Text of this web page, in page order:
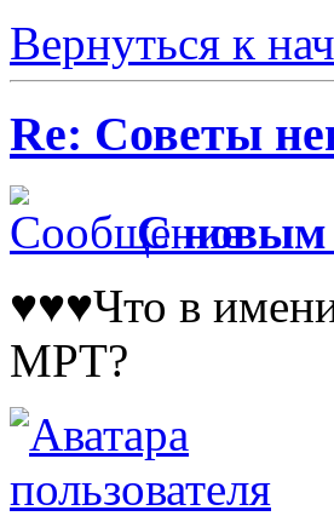
Вернуться к
Re: Советы
С новым
♥♥♥Что в
МРТ?